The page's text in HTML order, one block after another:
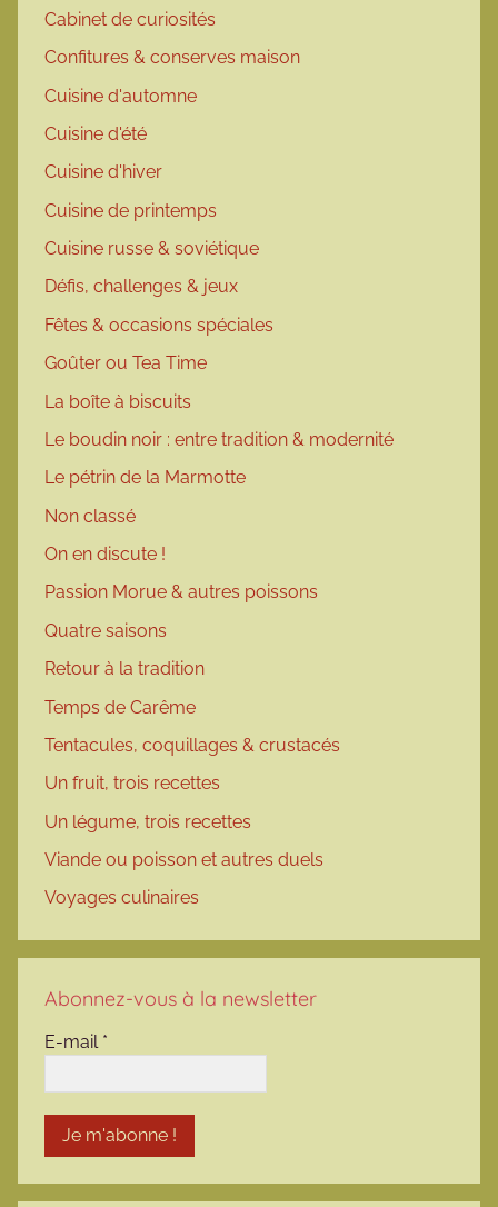
Cabinet de curiosités
Confitures & conserves maison
Cuisine d'automne
Cuisine d'été
Cuisine d'hiver
Cuisine de printemps
Cuisine russe & soviétique
Défis, challenges & jeux
Fêtes & occasions spéciales
Goûter ou Tea Time
La boîte à biscuits
Le boudin noir : entre tradition & modernité
Le pétrin de la Marmotte
Non classé
On en discute !
Passion Morue & autres poissons
Quatre saisons
Retour à la tradition
Temps de Carême
Tentacules, coquillages & crustacés
Un fruit, trois recettes
Un légume, trois recettes
Viande ou poisson et autres duels
Voyages culinaires
Abonnez-vous à la newsletter
E-mail *